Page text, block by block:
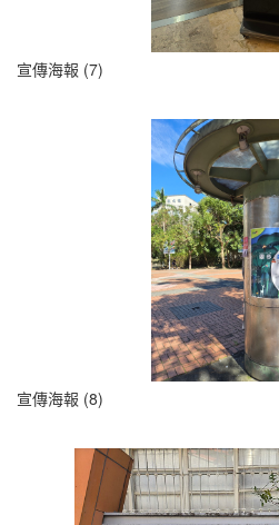
宣傳海報 (7)
宣傳海報 (8)